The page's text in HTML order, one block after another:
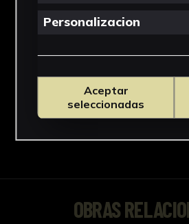
OBRAS
Personalizacion
Aceptar
seleccionadas